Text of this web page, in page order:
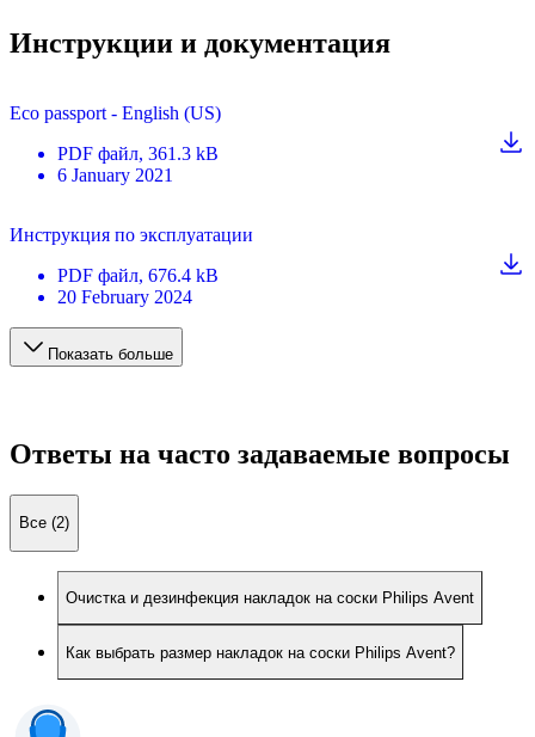
Инструкции и документация
Eco passport - English (US)
PDF файл, 361.3 kB
6 January 2021
Инструкция по эксплуатации
PDF файл, 676.4 kB
20 February 2024
Показать больше
Ответы на часто задаваемые вопросы
Все (2)
Очистка и дезинфекция накладок на соски Philips Avent
Как выбрать размер накладок на соски Philips Avent?